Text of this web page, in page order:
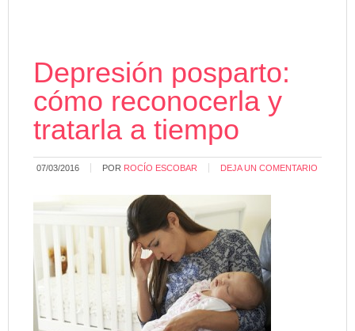
Depresión posparto:
cómo reconocerla y
tratarla a tiempo
07/03/2016 POR ROCÍO ESCOBAR DEJA UN COMENTARIO